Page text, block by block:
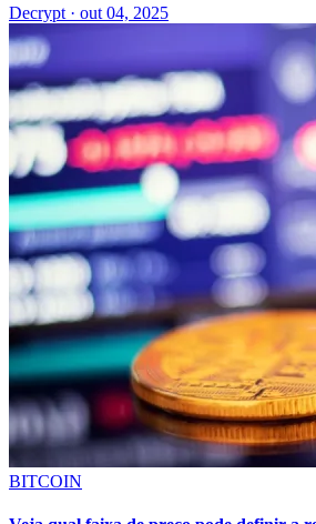
Decrypt · out 04, 2025
BITCOIN